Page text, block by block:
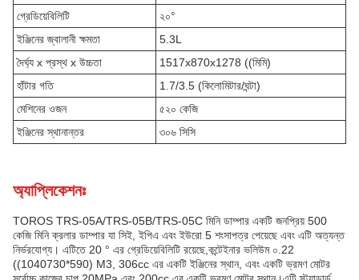
গ্রেডিয়েবিলিটি
২০°
ইঞ্জিনের জ্বালানী ক্ষমতা
5.3L
দৈর্ঘ্য x প্রস্থ x উচ্চতা
1517x870x1278 ((মিমি)
হাঁটার গতি
1.7/3.5 (কিলোমিটার/ঘন্টা)
মেশিনের ওজন
৫২০ কেজি
ইঞ্জিনের স্থানান্তর
৩০৬ সিসি
অ্যাপ্লিকেশনঃ
TOROS TRS-05A/TRS-05B/TRS-05C মিনি ডাম্পার একটি জনপ্রিয় 500
কেজি মিনি ক্রলার ডাম্পার যা সিই, ইপিএ এবং ইউরো 5 শংসাপত্র পেয়েছে এবং এটি অত্যন্ত
নির্ভরযোগ্য। এটিতে 20 ° এর গ্রেডিয়েবিলিটি রয়েছে,কন্টেইনার ভলিউম ০.22
((1040730*590) M3, 306cc এর একটি ইঞ্জিনের স্থান, এবং একটি ভ্রমণ মোটর